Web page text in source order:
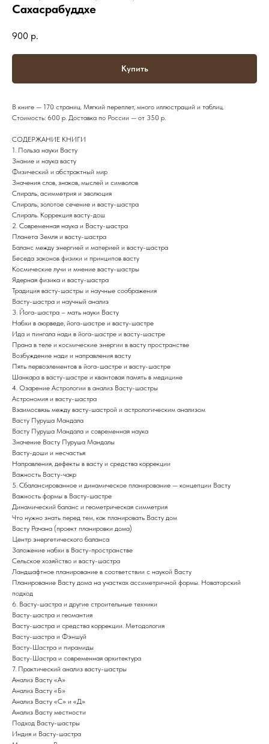
Сахасрабуддхе
900 р.
Купить
В книге — 170 страниц. Мягкий переплет, много иллюстраций и таблиц.
Стоимость: 600 р. Доставка по России — от 350 р.
СОДЕРЖАНИЕ КНИГИ
1. Польза науки Васту
Знание и наука васту
Физический и абстрактный мир
Значения слов, знаков, мыслей и символов
Спираль, асимметрия и эволюция
Спираль, золотое сечение и васту-шастра
Спираль. Коррекция васту-дош
2. Современная наука и Васту-шастра
Планета Земля и васту-шастра
Баланс между энергией и материей и васту-шастра
Беседа законов физики и принципов васту
Космические лучи и мнение васту-шастры
Ядерная физика и васту-шастра
Традиция васту-шастры и научные соображения
Васту-шастра и научный анализ
3. Йога-шастра – мать науки Васту
Набхи в аюрведе, йога-шастре и васту-шастре
Ида и пингала нади в йога-шастре и васту-шастре
Прана в теле и космические энергии в васту пространстве
Возбуждение нади и направления васту
Пять первоэлементов в йога-шастре и васту-шастре
Шанкара в васту-шастре и квантовая память в медицине
4. Озарение Астрологии в анализ Васту-шастры
Астрономия и васту-шастра
Взаимосвязь между васту-шастрой и астрологическим анализом
Васту Пуруша Мандала
Васту Пуруша Мандала и современная наука
Значение Васту Пуруша Мандалы
Васту-доши и несчастья
Направления, дефекты в васту и средства коррекции
Важность Васту-чакр
5. Сбалансированное и динамическое планирование — концепции Васту
Важность формы в Васту-шастре
Динамический баланс и геометрическая симметрия
Что нужно знать перед тем, как планировать Васту дом
Васту Рачана (проект планировки дома)
Центр энергетического баланса
Заложение набхи в Васту-пространстве
Сельское хозяйство и васту-шастра
Ландшафтное планирование в соответствии с наукой Васту
Планирование Васту дома на участках ассиметричной формы. Новаторский
подход
6. Васту-шастра и другие строительные техники
Васту-шастра и геомантия
Васту-шастра и средства коррекции. Методология
Васту-шастра и Фэншуй
Васту-Шастра и пирамиды
Васту-Шастра и современная архитектура
7. Практический анализ васту-шастры
Анализ Васту «А»
Анализ Васту «Б»
Анализ Васту «С» и «Д»
Анализ Васту местности
Подход Васту-шастры
Индия и Васту-шастра